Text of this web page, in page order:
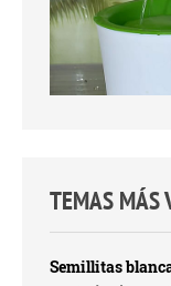
TEMAS MÁS
Semillitas